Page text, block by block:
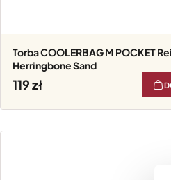
Torba COOLERBAG M POCKET Reisenthel
Herringbone Sand
119